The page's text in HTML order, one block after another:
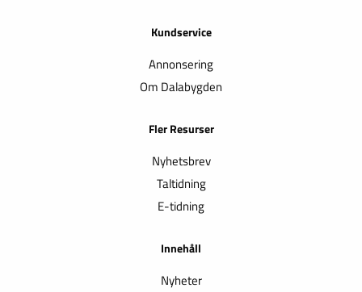
Kundservice
Annonsering
Om Dalabygden
Fler Resurser
Nyhetsbrev
Taltidning
E-tidning
Innehåll
Nyheter